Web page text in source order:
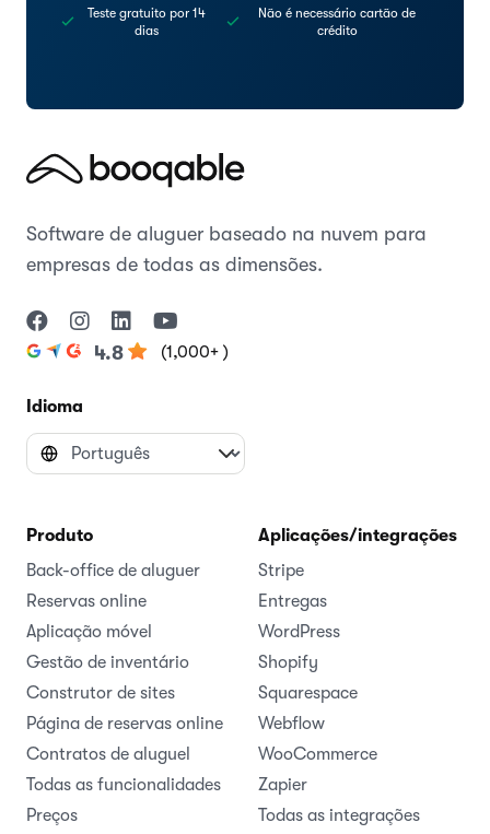
Teste gratuito por 14
dias
Não é necessário cartão de
crédito
Software de aluguer baseado na nuvem para
empresas de todas as dimensões.
4.8 (1,000+ )
Idioma
Produto
Back-office de aluguer
Reservas online
Aplicação móvel
Gestão de inventário
Construtor de sites
Página de reservas online
Contratos de aluguel
Todas as funcionalidades
Preços
Aplicações/integrações
Stripe
Entregas
WordPress
Shopify
Squarespace
Webflow
WooCommerce
Zapier
Todas as integrações